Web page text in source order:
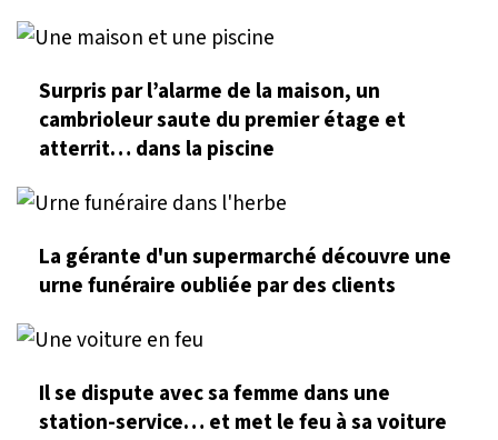
Surpris par l’alarme de la maison, un
cambrioleur saute du premier étage et
atterrit… dans la piscine
La gérante d'un supermarché découvre une
urne funéraire oubliée par des clients
Il se dispute avec sa femme dans une
station-service… et met le feu à sa voiture